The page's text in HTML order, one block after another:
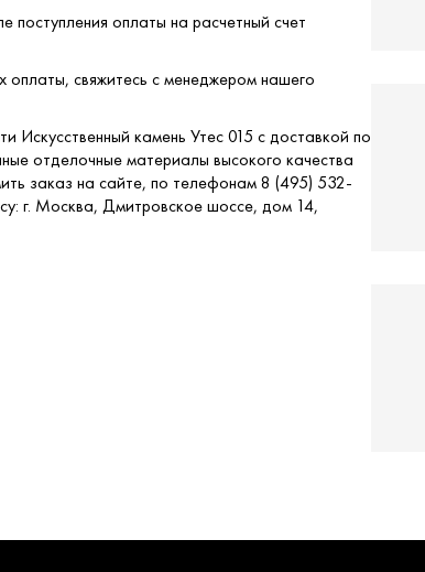
поступления оплаты на расчетный счет
свяжитесь с менеджером нашего
Искусственный камень Утес 015 с доставкой по
отделочные материалы высокого качества
заказ на сайте, по телефонам 8 (495) 532-
г. Москва, Дмитровское шоссе, дом 14,